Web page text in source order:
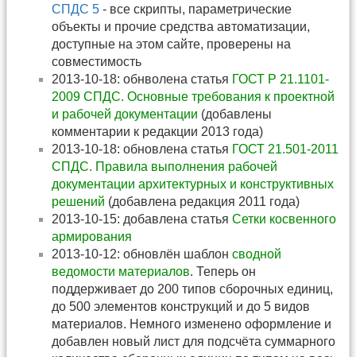
СПДС 5 - все скрипты, параметрические
объекты и прочие средства автоматизации,
доступные на этом сайте, проверены на
совместимость
2013-10-18: обнволена статья ГОСТ Р 21.1101-
2009 СПДС. Основные требования к проектной
и рабочей документации (добавлены
комментарии к редакции 2013 года)
2013-10-18: обновлена статья ГОСТ 21.501-2011
СПДС. Правила выполнения рабочей
документации архитектурных и конструктивных
решений (добавлена редакция 2011 года)
2013-10-15: добавлена статья Сетки косвенного
армирования
2013-10-12: обновлён шаблон сводной
ведомости материалов. Теперь он
поддерживает до 200 типов сборочных единиц,
до 500 элементов конструкций и до 5 видов
материалов. Немного изменено оформление и
добавлен новый лист для подсчёта суммарного